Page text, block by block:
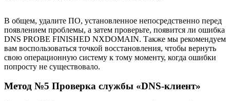
В общем, удалите ПО, установленное непосредственно перед
появлением проблемы, а затем проверьте, появится ли ошибка
DNS PROBE FINISHED NXDOMAIN. Также мы рекомендуем
вам воспользоваться точкой восстановления, чтобы вернуть
свою операционную систему к тому моменту, когда ошибки
попросту не существовало.
Метод №5 Проверка службы «DNS-клиент»